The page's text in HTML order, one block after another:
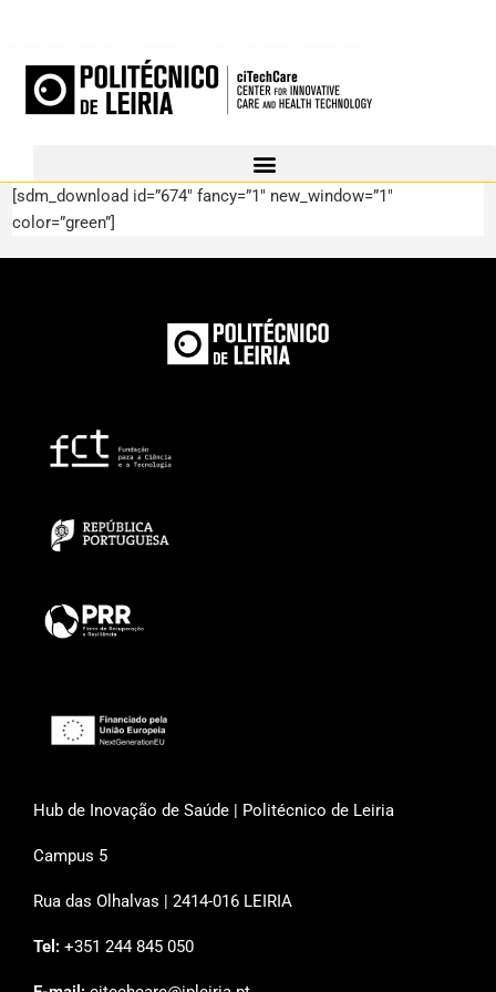
[sdm_download id=”674″ fancy=”1″ new_window=”1″
color=”green”]
Hub de Inovação de Saúde | Politécnico de Leiria
Campus 5
Rua das Olhalvas | 2414-016 LEIRIA
Tel: +351 244 845 050